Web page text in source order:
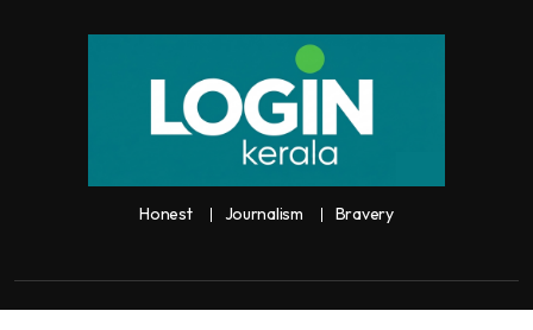
Honest Journalism Bravery